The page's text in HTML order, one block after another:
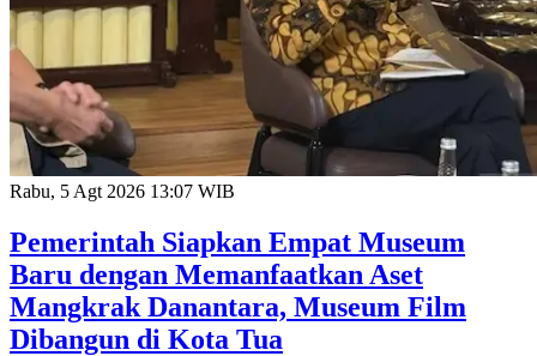
Rabu, 5 Agt 2026 13:07 WIB
Pemerintah Siapkan Empat Museum
Baru dengan Memanfaatkan Aset
Mangkrak Danantara, Museum Film
Dibangun di Kota Tua